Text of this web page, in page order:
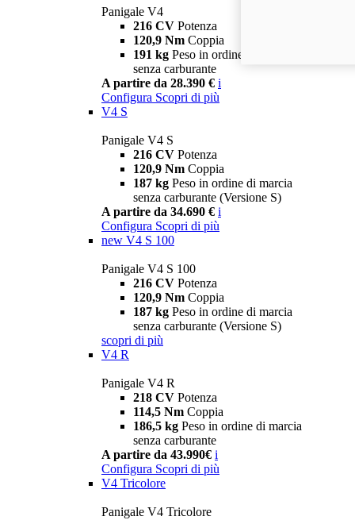
Panigale V4
216 CV Potenza
120,9 Nm Coppia
191 kg Peso in ordine di marcia
senza carburante
A partire da 28.390 € i
Configura Scopri di più
V4 S
Panigale V4 S
216 CV Potenza
120,9 Nm Coppia
187 kg Peso in ordine di marcia
senza carburante (Versione S)
A partire da 34.690 € i
Configura Scopri di più
new V4 S 100
Panigale V4 S 100
216 CV Potenza
120,9 Nm Coppia
187 kg Peso in ordine di marcia
senza carburante (Versione S)
scopri di più
V4 R
Panigale V4 R
218 CV Potenza
114,5 Nm Coppia
186,5 kg Peso in ordine di marcia
senza carburante
A partire da 43.990€ i
Configura Scopri di più
V4 Tricolore
Panigale V4 Tricolore